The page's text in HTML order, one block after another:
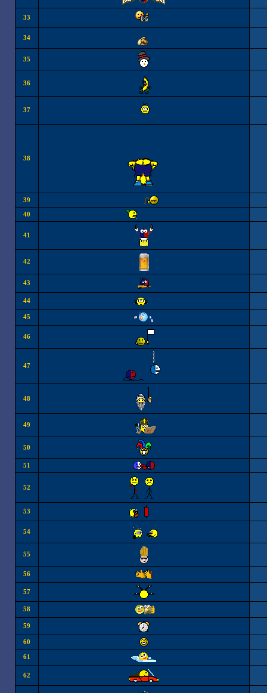
33
34
35
36
37
38
39
40
41
42
43
44
45
46
47
48
49
50
51
52
53
54
55
56
57
58
59
60
61
62